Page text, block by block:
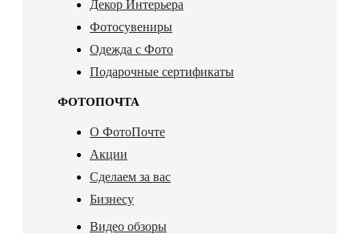
Декор Интерьера
Фотосувениры
Одежда с Фото
Подарочные сертификаты
ФОТОПОЧТА
О ФотоПочте
Акции
Сделаем за вас
Бизнесу
Видео обзоры